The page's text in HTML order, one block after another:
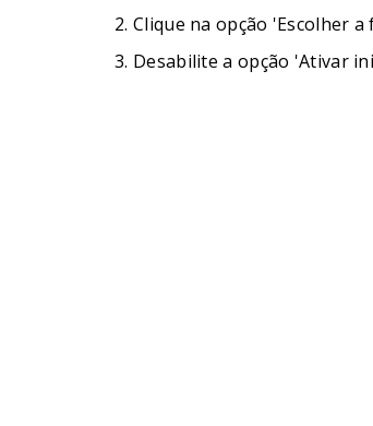
Clique na opção 'Escolher
Desabilite a opção 'Ativar